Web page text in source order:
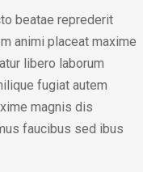
beatae reprederit
animi placeat maxime
libero laborum
fugiat autem
magnis dis
faucibus sed ibus